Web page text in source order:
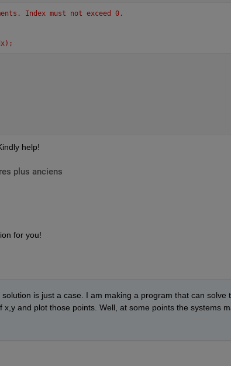
Index must not exceed 0.
help!
plus anciens
for you!
is just a case. I am making a program that can solve
and plot those points. Well, at some points the systems